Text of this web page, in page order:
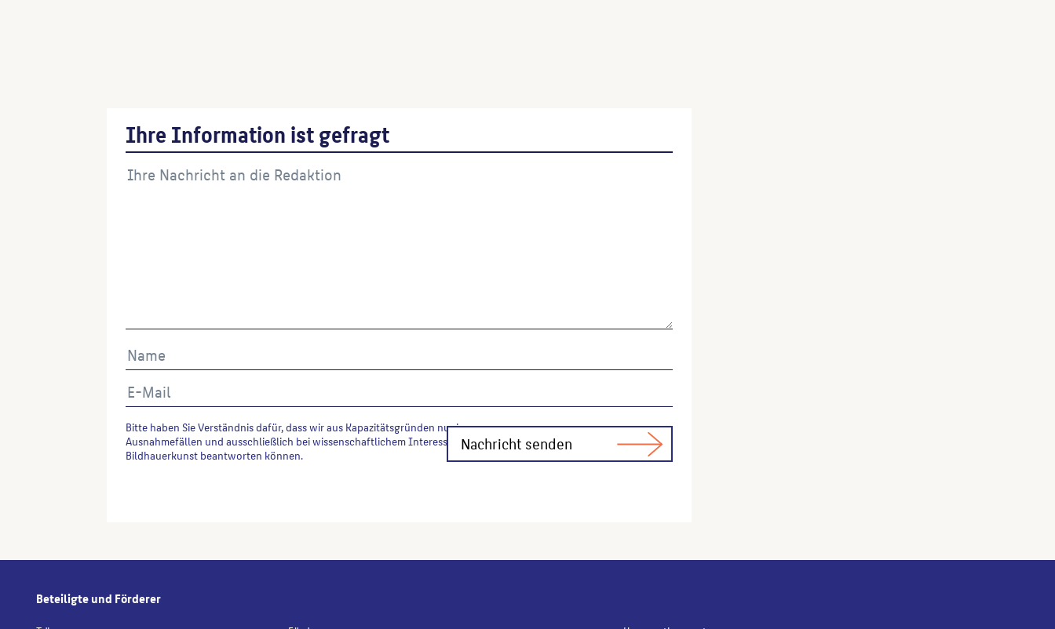
Ihre Information ist gefragt
Bitte haben Sie Verständnis dafür, dass wir aus Kapazitätsgründen nur in
Ausnahmefällen und ausschließlich bei wissenschaftlichem Interesse Fachfragen zur
Bildhauerkunst beantworten können.
Beteiligte und Förderer